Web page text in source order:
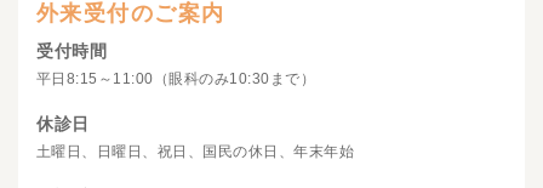
外来受付のご案内
受付時間
平日8:15～11:00（眼科のみ10:30まで）
休診日
土曜日、日曜日、祝日、国民の休日、年末年始